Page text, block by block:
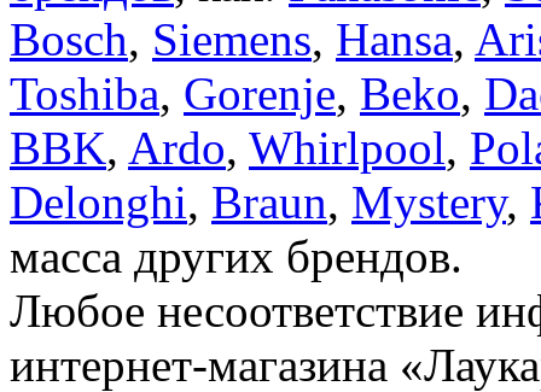
Bosch, Siemens, Hansa,
Toshiba, Gorenje, Beko,
BBK, Ardo, Whirlpool,
Delonghi, Braun, Mystery,
масса других брендов.
Любое несоответствие
интернет-магазина